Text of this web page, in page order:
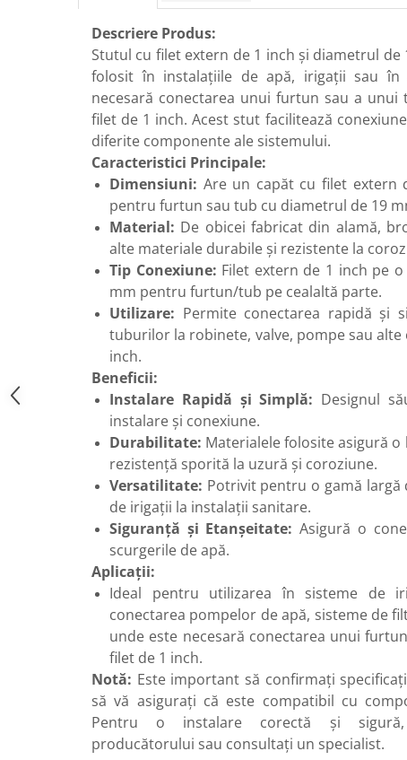
Preparatoare pentru apa calda
Boilere electrice
Boilere termoelectrice
Boilere indirecte cu serpentina
Boilere solare indirecte (cu
Boilere pentru pompe de caldura
Accesorii boilere
Incalzire in pardoseala
Tevi si fitinguri PPR
Tevi si fitinguri fonta
Robineti
Robineti de trecere pentru apa
Robineti coltari pentru apa
Robineti pentru gaz
Robineti radiator
Accesorii robineti
Robineti tip fluture
Pompe de circulatie
Pompe submersibile
Accesorii pompe
Vase de expansiune
Vase de expansiune pentru
Descriere Produs:
Stutul cu filet extern de 1 inch și diametrul de
folosit în instalațiile de apă, irigații sau în
necesară conectarea unui furtun sau a
filet de 1 inch. Acest stut facilitează
diferite componente ale sistemului.
Caracteristici Principale:
Dimensiuni: Are un capăt cu filet extern
pentru furtun sau tub cu diametrul de 19
Material: De obicei fabricat din alamă,
alte materiale durabile și rezistente la
Tip Conexiune: Filet extern de 1 inch pe
mm pentru furtun/tub pe cealaltă parte.
Utilizare: Permite conectarea rapidă și
tuburilor la robinete, valve, pompe sau alte
inch.
Beneficii:
Instalare Rapidă și Simplă: Designul
instalare și conexiune.
Durabilitate: Materialele folosite asigură
rezistență sporită la uzură și coroziune.
Versatilitate: Potrivit pentru o gamă largă
de irigații la instalații sanitare.
Siguranță și Etanșeitate: Asigură o
scurgerile de apă.
Aplicații:
Ideal pentru utilizarea în sisteme de
conectarea pompelor de apă, sisteme de
unde este necesară conectarea unui
filet de 1 inch.
Notă: Este important să confirmați
să vă asigurați că este compatibil cu
Pentru o instalare corectă și
producătorului sau consultați un specialist.